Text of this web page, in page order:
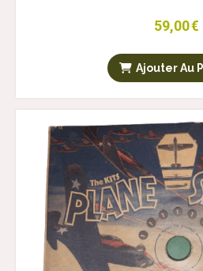
59,00€
Ajouter Au